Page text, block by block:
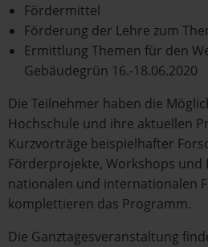
Fördermittel
Förderung der Lehre zum
Ermittlung Themen für den
Gebäudegrün 16.-18.06.2020
Die Teilnehmer haben die
Hochschule und ihre aktuellen
Kurzvorträge beispielhafter
Förderprojekte, Workshops und
nationalen und internationalen
komplettieren das Programm.
Die Ganztagesveranstaltung